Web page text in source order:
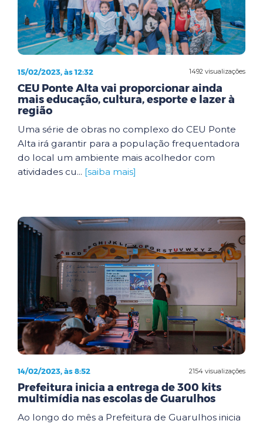
1492 visualizações
15/02/2023, às 12:32
CEU Ponte Alta vai proporcionar ainda
mais educação, cultura, esporte e lazer à
região
Uma série de obras no complexo do CEU Ponte
Alta irá garantir para a população frequentadora
do local um ambiente mais acolhedor com
atividades cu... [saiba mais]
2154 visualizações
14/02/2023, às 8:52
Prefeitura inicia a entrega de 300 kits
multimídia nas escolas de Guarulhos
Ao longo do mês a Prefeitura de Guarulhos inicia